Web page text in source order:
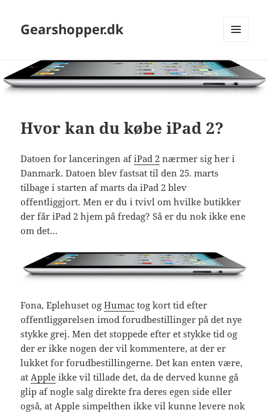
Gearshopper.dk
WIDGETS
Hvor kan du købe iPad 2?
Datoen for lanceringen afiPad 2 nærmer sig her i
Danmark. Datoen blev fastsat til den 25. marts
tilbage i starten af marts da iPad 2 blev
offentliggjort. Men er du i tvivl om hvilke butikker
der får iPad 2 hjem på fredag? Så er du nok ikke ene
om det…
Fona, Eplehuset ogHumac tog kort tid efter
offentliggørelsen imod forudbestillinger på det nye
stykke grej. Men det stoppede efter et stykke tid og
der er ikke nogen der vil kommentere, at der er
lukket for forudbestillingerne. Det kan enten være,
atApple ikke vil tillade det, da de derved kunne gå
glip af nogle salg direkte fra deres egen side eller
også, at Apple simpelthen ikke vil kunne levere nok